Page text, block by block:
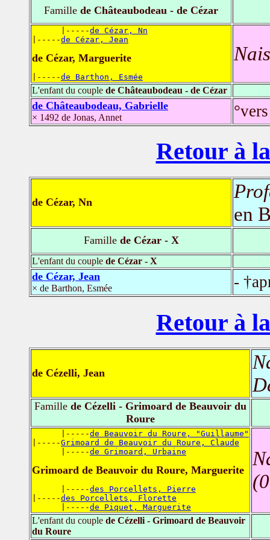
Famille de Châteaubodeau - de Cézar
      |-----
de Cézar, Nn
|-----de Cézar, Jean
de Cézar, Marguerite
|-----de Barthon, Esmée
L'enfant du couple de Châteaubodeau - de Cézar
de Châteaubodeau, Gabrielle
× 1492 de Jonas, Annet
Retour à
de Cézar, Nn
en
Famillede Cézar - X
L'enfant du couple de Cézar - X
de Cézar, Jean
× de Barthon, Esmée -
Retour à
de Cézelli, Jean
Famille de Cézelli - Grimoard de Beauvoir du
Roure
      |-----
de Beauvoir du Roure, "Guillaume"
|-----Grimoard de Beauvoir du Roure, Claude
      |-----
de Grimoard, Urbaine
Grimoard de Beauvoir du Roure, Marguerite
      |-----
des Porcellets, Pierre
|-----des Porcellets, Florette
      |-----
de Piquet, Marguerite
L'enfant du couple de Cézelli - Grimoard de Beauvoir
du Roure